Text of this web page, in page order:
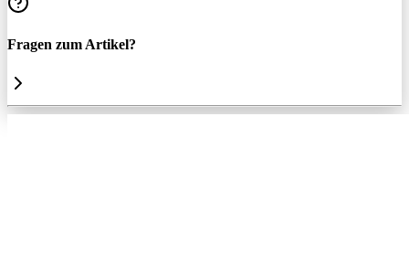
Fragen zum Artikel?